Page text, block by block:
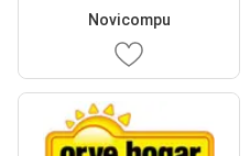
Novicompu